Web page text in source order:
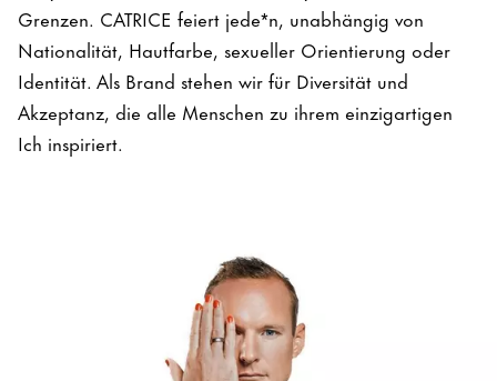
Grenzen. CATRICE feiert jede*n, unabhängig von
Nationalität, Hautfarbe, sexueller Orientierung oder
Identität. Als Brand stehen wir für Diversität und
Akzeptanz, die alle Menschen zu ihrem einzigartigen
Ich inspiriert.